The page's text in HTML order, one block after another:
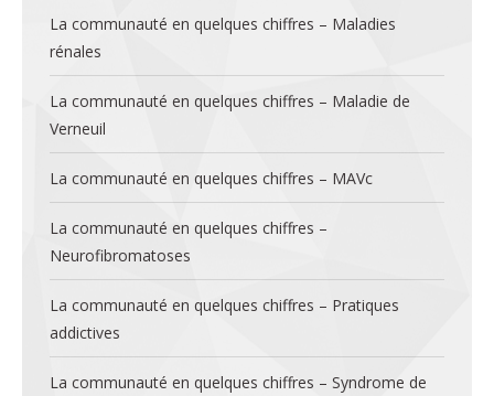
La communauté en quelques chiffres – Maladies
rénales
La communauté en quelques chiffres – Maladie de
Verneuil
La communauté en quelques chiffres – MAVc
La communauté en quelques chiffres –
Neurofibromatoses
La communauté en quelques chiffres – Pratiques
addictives
La communauté en quelques chiffres – Syndrome de